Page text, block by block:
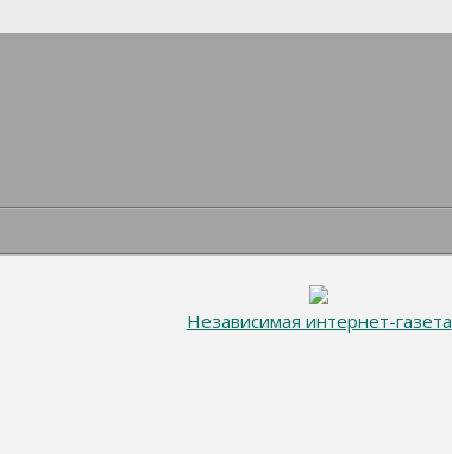
Независимая интернет-газета